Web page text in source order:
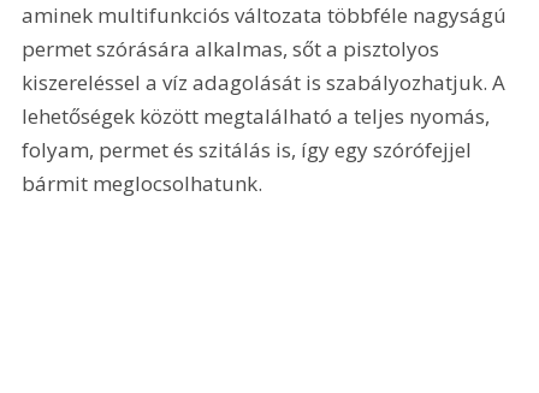
aminek multifunkciós változata többféle nagyságú
permet szórására alkalmas, sőt a pisztolyos
kiszereléssel a víz adagolását is szabályozhatjuk. A
lehetőségek között megtalálható a teljes nyomás,
folyam, permet és szitálás is, így egy szórófejjel
bármit meglocsolhatunk.